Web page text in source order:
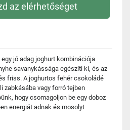
az elérhetőséget
jó adag joghurt kombinációja
savanykássága egészíti ki, és az
friss. A joghurtos fehér csokoládé
zabkásába vagy forró tejben
hogy csomagoljon be egy doboz
energiát adnak és mosolyt